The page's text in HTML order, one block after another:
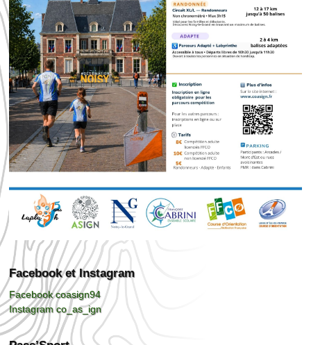
Facebook et Instagram
Facebook coasign94
Instagram co_as_ign